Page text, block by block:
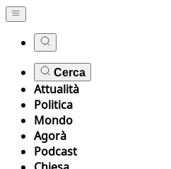
Cerca
Attualità
Politica
Mondo
Agorà
Podcast